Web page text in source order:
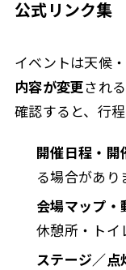
公式リンク集
イベントは天候
内容が変更され
確認すると、行
開催日程・開
る場合があり
会場マップ・
休憩所・トイ
ステージ／点